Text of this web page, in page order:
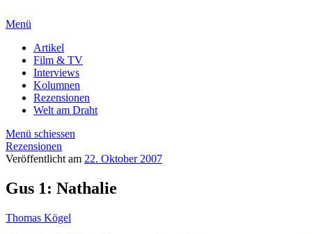
Menü
Artikel
Film & TV
Interviews
Kolumnen
Rezensionen
Welt am Draht
Menü schiessen
Rezensionen
Veröffentlicht am 22. Oktober 2007
Gus 1: Nathalie
Thomas Kögel